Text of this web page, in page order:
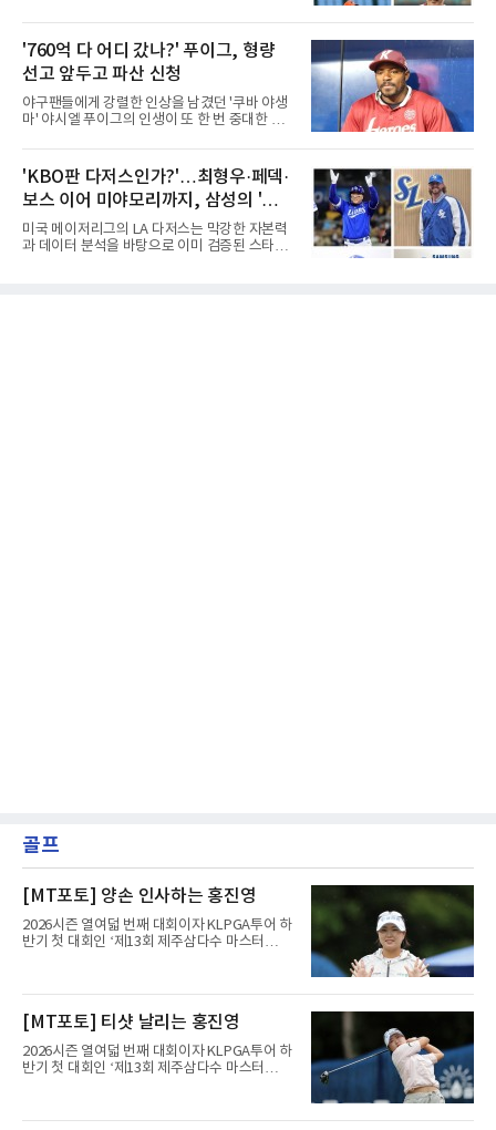
받았으나, 지난해 상금순위 75위에 그쳐 시드순
위전으로 밀렸고 본선에서도 78위에
문으로 향하고 있다. "누가 한국 야구 최초의 명
예의 전당 헌액자가 될 것인가?"현재 가장 많이
거론되는 후보군은 선동열, 최동원, 이승엽, 송
진우, 그리고 김응용 감독이다. 한국 야구의 시
대별 상징성과 업적을 고려하면 충분히 설득력
있는 이름들이다.선동열은 한국 야구가 배출한
최고의 투수로 평가받는다. 해태 시절 통산 146
프로야구에서도 성공하며 한국 선수의 해외 진
출 가능성을 보여준 상징적인 존
'760억 다 어디 갔나?' 푸이그, 형량
선고 앞두고 파산 신청
야구팬들에게 강렬한 인상을 남겼던 '쿠바 야생
마' 야시엘 푸이그의 인생이 또 한 번 중대한 갈
거액을 벌었던 푸이그가 연방 사건 선고를 앞두
고 파산보호를 신청했다.푸이그는 최근 미국 플
로리다 파산 법원에 챕터11 파산보호 신청을 냈
다. 챕터11은 기업이나 개인이 채권자들과 협의
를 통해 재정 구조를 재편할 수 있도록 돕는 제도
다.미 매체들에 따르면 푸이그의 자산 규모는
1000만~5000만 달러(약 146억~730억 원), 부
'KBO판 다저스인가?'…최형우·페덱·
보스 이어 미야모리까지, 삼성의 '스펙
만렙' 승부수
미국 메이저리그의 LA 다저스는 막강한 자본력
과 데이터 분석을 바탕으로 이미 검증된 스타들
골프
[MT포토] 양손 인사하는 홍진영
2026시즌 열여덟 번째 대회이자 KLPGA투어 하
반기 첫 대회인 ‘제13회 제주삼다수 마스터
트(파72/6,767야드)에서 열리고 있다.9일 현재
리)이 1번 홀에서 경기하고 있다.
[MT포토] 티샷 날리는 홍진영
2026시즌 열여덟 번째 대회이자 KLPGA투어 하
반기 첫 대회인 ‘제13회 제주삼다수 마스터
트(파72/6,767야드)에서 열리고 있다.9일 현재